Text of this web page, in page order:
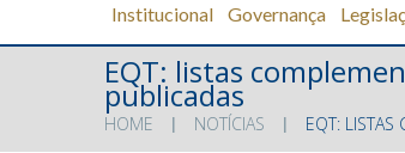
Institucional Governança
EQT: listas
publicadas
HOME NOTÍCIAS EQT: LISTAS